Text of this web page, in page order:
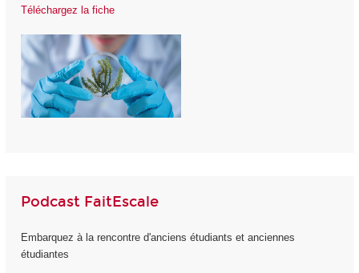
Téléchargez la fiche
Podcast FaitEscale
Embarquez à la rencontre d'anciens étudiants et anciennes
étudiantes